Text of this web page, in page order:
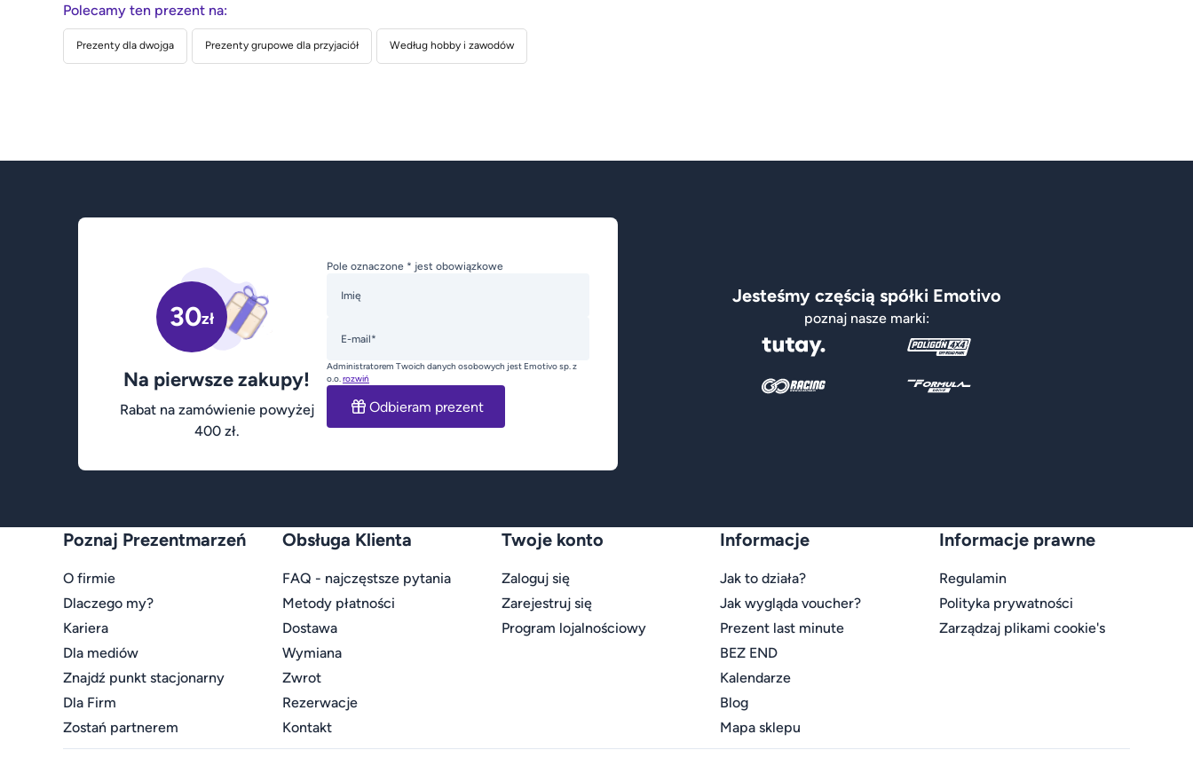
Polecamy ten prezent na:
Prezenty dla dwojga Prezenty grupowe dla przyjaciół Według hobby i zawodów
30zł
Na pierwsze zakupy!
Rabat na zamówienie powyżej
400 zł.
Pole oznaczone * jest obowiązkowe
Imię
E-mail*
Administratorem Twoich danych osobowych jest Emotivo sp. z
o.o.rozwiń
Odbieram prezent
Jesteśmy częścią spółki Emotivo
poznaj nasze marki:
Poznaj Prezentmarzeń
O firmie
Dlaczego my?
Kariera
Dla mediów
Znajdź punkt stacjonarny
Dla Firm
Zostań partnerem
Obsługa Klienta
FAQ - najczęstsze pytania
Metody płatności
Dostawa
Wymiana
Zwrot
Rezerwacje
Kontakt
Twoje konto
Zaloguj się
Zarejestruj się
Program lojalnościowy
Informacje
Jak to działa?
Jak wygląda voucher?
Prezent last minute
BEZ END
Kalendarze
Blog
Mapa sklepu
Informacje prawne
Regulamin
Polityka prywatności
Zarządzaj plikami cookie's